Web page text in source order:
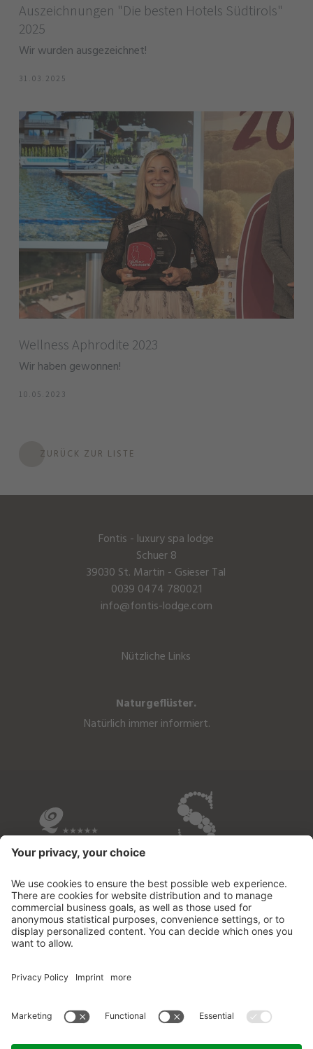
Auszeichnungen "Die besten Hotels Südtirols"
2025
Wir wurden ausgezeichnet!
31.03.2025
Wellness Aphrodite 2023
Wir haben gewonnen!
10.05.2023
ZURÜCK ZUR LISTE
Fontis - luxury spa lodge
Schuer 8
39030 St. Martin - Gsieser Tal
0039 0474 780021
info@fontis-lodge.com
Nützliche Links
Naturgeflüster.
Natürlich immer informiert.
ALLE BETRIEBE IM ÜBERBLICK
© 2026 Fontis - luxury spa lodge
. Datenschutzerklärung . Cookie Einstellungen .
Sitemap
produced by